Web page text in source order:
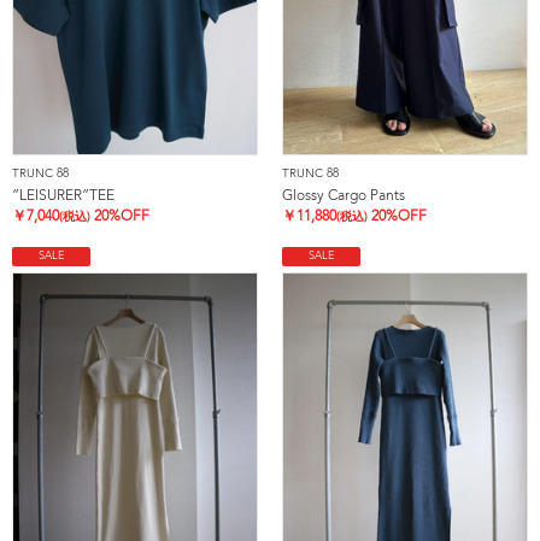
TRUNC 88
”LEISURER”TEE
￥ 7,040(税込) 20%OFF
TRUNC 88
Glossy Cargo Pants
￥ 11,880(税込) 20%OFF
SALE SALE